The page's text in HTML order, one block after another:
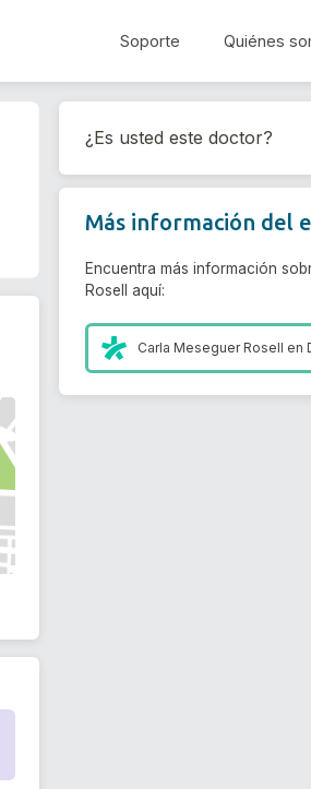
Soporte Quiénes
¿Es usted este doctor?
Más información del
Encuentra más información
Rosell aquí:
Carla Meseguer Rosell en